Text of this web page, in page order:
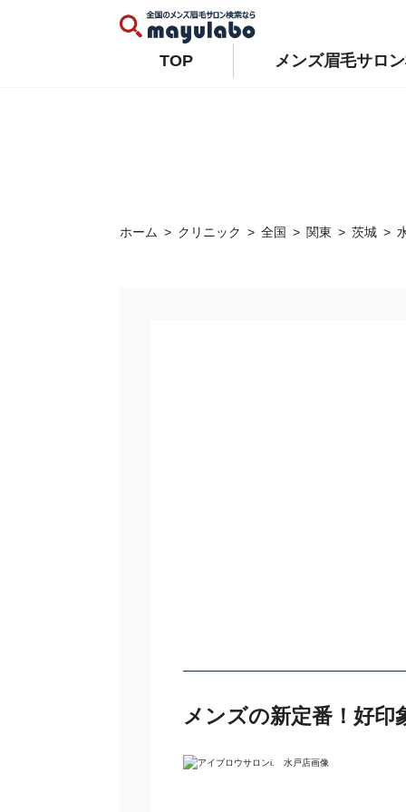
: Constant WP_AUTO_UPDATE_CORE already defined in
: Constant AUTOMATIC_UPDATER_DISABLED already defined in/home/xs679489/
TOP メンズ眉毛サロ
ホーム クリニック 全国 関東 茨城
メンズの新定番！好印